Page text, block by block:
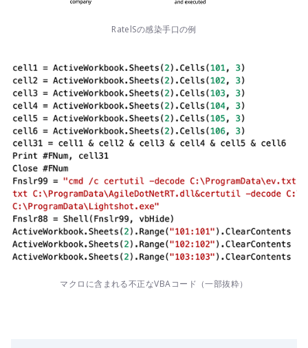
RatelSの感染手口の例
マクロに含まれる不正なVBAコード（一部抜粋）